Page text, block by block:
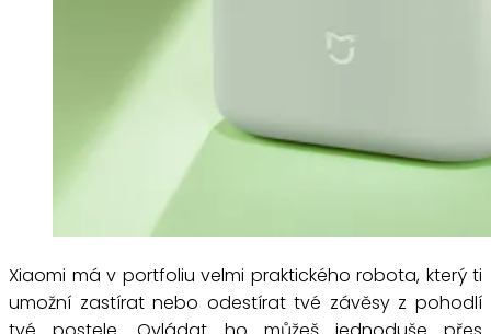
Xiaomi má v portfoliu velmi praktického robota, který ti
umožní zastírat nebo odestírat tvé závěsy z pohodlí